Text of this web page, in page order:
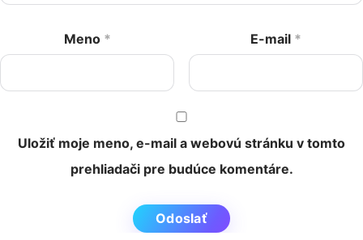
Meno * E-mail *
Uložiť moje meno, e-mail a webovú stránku v tomto
prehliadači pre budúce komentáre.